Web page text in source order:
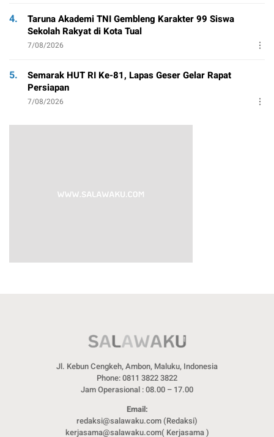
4.
Taruna Akademi TNI Gembleng Karakter 99 Siswa
Sekolah Rakyat di Kota Tual
7/08/2026
5.
Semarak HUT RI Ke-81, Lapas Geser Gelar Rapat
Persiapan
7/08/2026
Jl. Kebun Cengkeh, Ambon, Maluku, Indonesia
Phone: 0811 3822 3822
Jam Operasional : 08.00 – 17.00
Email:
redaksi@salawaku.com (Redaksi)
kerjasama@salawaku.com( Kerjasama )